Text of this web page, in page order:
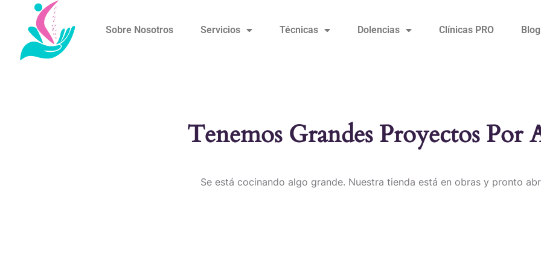
Sobre Nosotros Servicios Técnicas Dolencias Clínicas PRO Blog
Tenemos Grandes Proyectos Por
Se está cocinando algo grande. Nuestra tienda está en obras y pronto